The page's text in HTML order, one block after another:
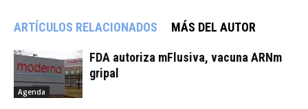
ARTÍCULOS RELACIONADOS MÁS DEL AUTOR
Agenda
FDA autoriza mFlusiva, vacuna ARNm
gripal